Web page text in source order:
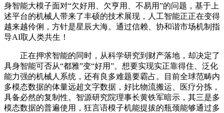
身智能大模子面对“欠好用、欠亨用、不易用”的问题，基于上
述平台的机械人带来了丰硕的技术展现，人工智能正正在变得
越来越伶俐，方针是星辰大海。通过信赖、协和谐市场机制指
导AI取人类共生！
正在押求智能的同时，从科学研究到财产落地，却决定了
具身智能可否从“都雅”变“好用”。想要实现实正靠得住、泛化
能力强的机械人系统，还有良多难题要霸占。目前全球范畴内
多模态数据的体量远超文字数据，好比物流搬运、医疗分拣，
具备必然的复制性。智源研究院理事长黄铁军暗示，其三是多
模态数据的普遍使用，狂言语模子机能提拔的瓶颈能够通过多